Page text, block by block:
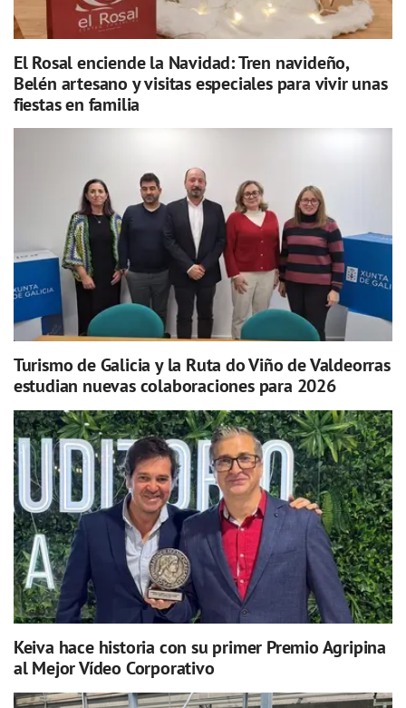
El Rosal enciende la Navidad: Tren navideño,
Belén artesano y visitas especiales para vivir unas
fiestas en familia
Turismo de Galicia y la Ruta do Viño de Valdeorras
estudian nuevas colaboraciones para 2026
Keiva hace historia con su primer Premio Agripina
al Mejor Vídeo Corporativo